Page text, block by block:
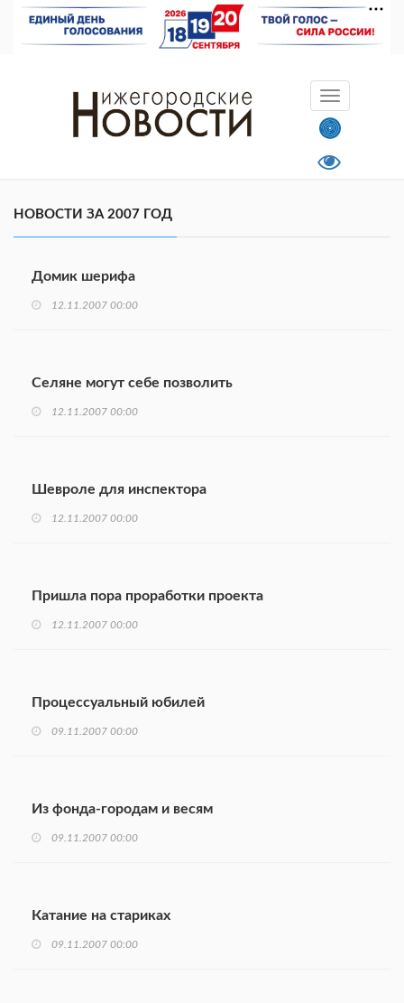
НОВОСТИ ЗА 2007 ГОД
Домик шерифа
12.11.2007 00:00
Селяне могут себе позволить
12.11.2007 00:00
Шевроле для инспектора
12.11.2007 00:00
Пришла пора проработки проекта
12.11.2007 00:00
Процессуальный юбилей
09.11.2007 00:00
Из фонда-городам и весям
09.11.2007 00:00
Катание на стариках
09.11.2007 00:00